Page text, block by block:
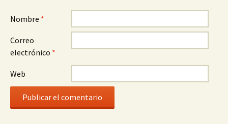
Nombre *
Correo
electrónico *
Web